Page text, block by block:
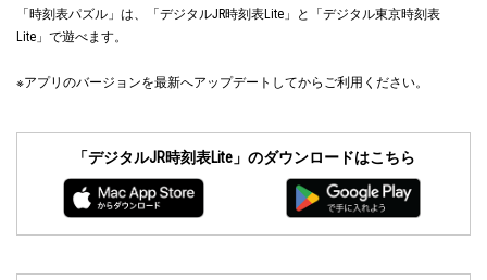
「時刻表パズル」は、「デジタルJR時刻表Lite」と「デジタル東京時刻表
Lite」で遊べます。
※アプリのバージョンを最新へアップデートしてからご利用ください。
「デジタルJR時刻表Lite」のダウンロードはこちら